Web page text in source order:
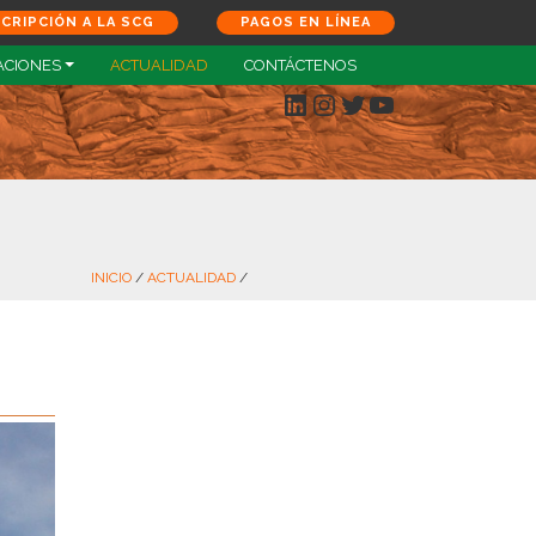
A LA SCG PAGOS EN LÍNEA
ACTUALIDAD CONTÁCTENOS
LinkedIn
Instagram
Twitter
YouTube
INICIO / ACTUALIDAD /